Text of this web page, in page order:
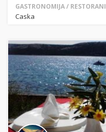
GASTRONOMIJA / RESTORANI
Caska